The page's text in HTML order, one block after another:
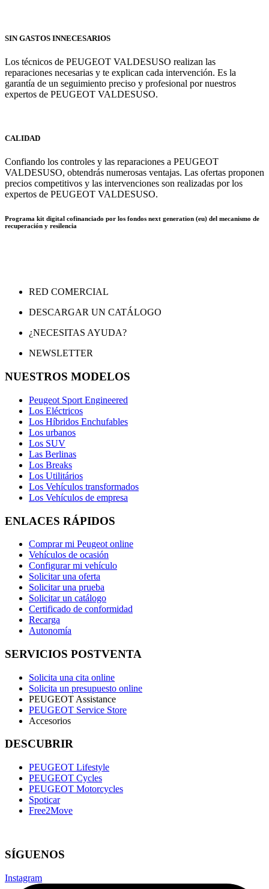
SIN GASTOS INNECESARIOS
Los técnicos de PEUGEOT VALDESUSO realizan las
reparaciones necesarias y te explican cada intervención. Es la
garantía de un seguimiento preciso y profesional por nuestros
expertos de PEUGEOT VALDESUSO.
CALIDAD
Confiando los controles y las reparaciones a PEUGEOT
VALDESUSO, obtendrás numerosas ventajas. Las ofertas proponen
precios competitivos y las intervenciones son realizadas por los
expertos de PEUGEOT VALDESUSO.
Programa kit digital cofinanciado por los fondos next generation (eu) del mecanismo de
recuperación y resilencia
RED COMERCIAL
DESCARGAR UN CATÁLOGO
¿NECESITAS AYUDA?
NEWSLETTER
NUESTROS MODELOS
Peugeot Sport Engineered
Los Eléctricos
Los Híbridos Enchufables
Los urbanos
Los SUV
Las Berlinas
Los Breaks
Los Utilitários
Los Vehículos transformados
Los Vehículos de empresa
ENLACES RÁPIDOS
Comprar mi Peugeot online
Vehículos de ocasión
Configurar mi vehículo
Solicitar una oferta
Solicitar una prueba
Solicitar un catálogo
Certificado de conformidad
Recarga
Autonomía
SERVICIOS POSTVENTA
Solicita una cita online
Solicita un presupuesto online
PEUGEOT Assistance
PEUGEOT Service Store
Accesorios
DESCUBRIR
PEUGEOT Lifestyle
PEUGEOT Cycles
PEUGEOT Motorcycles
Spoticar
Free2Move
SÍGUENOS
Instagram